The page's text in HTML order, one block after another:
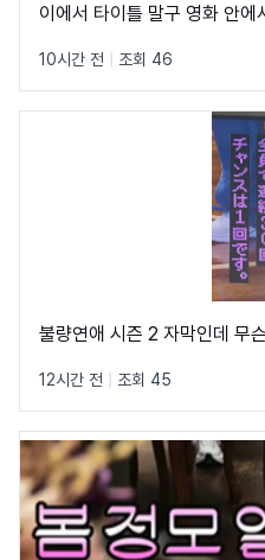
이에서 타이틀 말구 영화 안에
깝고 t가 유독 가로가 짧아서
10시간 전 조회 46
불량연애 시즌 2 자막인데 무
12시간 전 조회 45